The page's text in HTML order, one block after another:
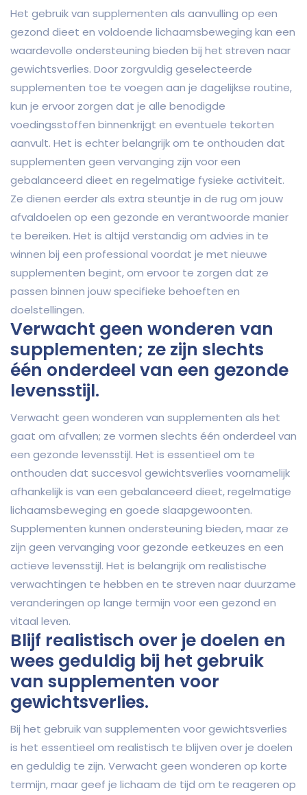
Het gebruik van supplementen als aanvulling op een
gezond dieet en voldoende lichaamsbeweging kan een
waardevolle ondersteuning bieden bij het streven naar
gewichtsverlies. Door zorgvuldig geselecteerde
supplementen toe te voegen aan je dagelijkse routine,
kun je ervoor zorgen dat je alle benodigde
voedingsstoffen binnenkrijgt en eventuele tekorten
aanvult. Het is echter belangrijk om te onthouden dat
supplementen geen vervanging zijn voor een
gebalanceerd dieet en regelmatige fysieke activiteit.
Ze dienen eerder als extra steuntje in de rug om jouw
afvaldoelen op een gezonde en verantwoorde manier
te bereiken. Het is altijd verstandig om advies in te
winnen bij een professional voordat je met nieuwe
supplementen begint, om ervoor te zorgen dat ze
passen binnen jouw specifieke behoeften en
doelstellingen.
Verwacht geen wonderen van
supplementen; ze zijn slechts
één onderdeel van een gezonde
levensstijl.
Verwacht geen wonderen van supplementen als het
gaat om afvallen; ze vormen slechts één onderdeel van
een gezonde levensstijl. Het is essentieel om te
onthouden dat succesvol gewichtsverlies voornamelijk
afhankelijk is van een gebalanceerd dieet, regelmatige
lichaamsbeweging en goede slaapgewoonten.
Supplementen kunnen ondersteuning bieden, maar ze
zijn geen vervanging voor gezonde eetkeuzes en een
actieve levensstijl. Het is belangrijk om realistische
verwachtingen te hebben en te streven naar duurzame
veranderingen op lange termijn voor een gezond en
vitaal leven.
Blijf realistisch over je doelen en
wees geduldig bij het gebruik
van supplementen voor
gewichtsverlies.
Bij het gebruik van supplementen voor gewichtsverlies
is het essentieel om realistisch te blijven over je doelen
en geduldig te zijn. Verwacht geen wonderen op korte
termijn, maar geef je lichaam de tijd om te reageren op